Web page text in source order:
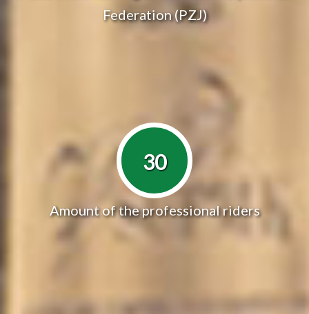
Federation (PZJ)
30
Amount of the professional riders